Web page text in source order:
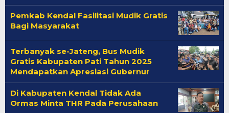
Pemkab Kendal Fasilitasi Mudik Gratis
Bagi Masyarakat
Terbanyak se-Jateng, Bus Mudik
Gratis Kabupaten Pati Tahun 2025
Mendapatkan Apresiasi Gubernur
Di Kabupaten Kendal Tidak Ada
Ormas Minta THR Pada Perusahaan